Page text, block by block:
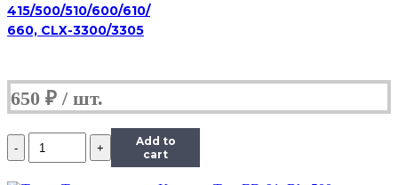
415/500/510/600/610/
660, CLX-3300/3305
650 ₽
Количество
Тонер
Add to
cart